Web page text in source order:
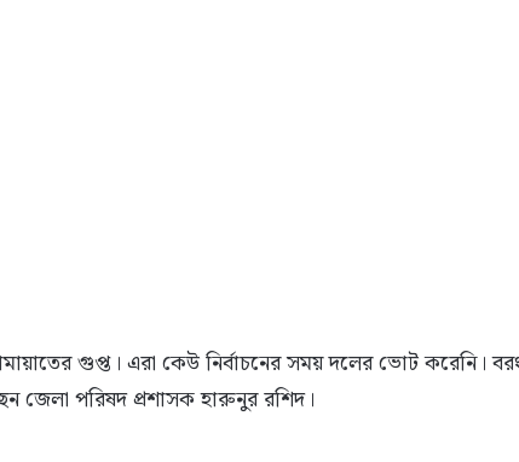
গুপ্ত। এরা কেউ নির্বাচনের সময় দলের ভোট করেনি।
জেলা পরিষদ প্রশাসক হারুনুর রশিদ।